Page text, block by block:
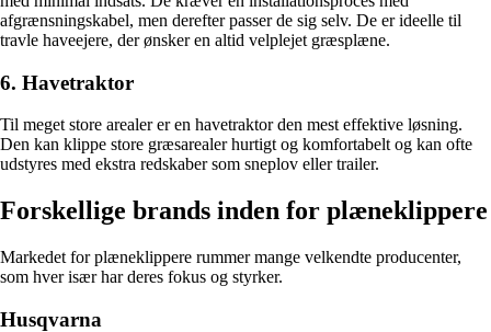
afgrænsningskabel, men derefter passer de sig selv. De er ideelle til
travle haveejere, der ønsker en altid velplejet græsplæne.
6. Havetraktor
Til meget store arealer er en havetraktor den mest effektive løsning.
Den kan klippe store græsarealer hurtigt og komfortabelt og kan ofte
udstyres med ekstra redskaber som sneplov eller trailer.
Forskellige brands inden for plæneklippere
Markedet for plæneklippere rummer mange velkendte producenter,
som hver især har deres fokus og styrker.
Husqvarna